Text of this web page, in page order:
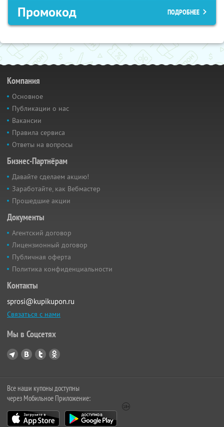
Промокод ПОДРОБНЕЕ
Компания
Основное
Публикации о нас
Вакансии
Правила сервиса
Ответы на вопросы
Бизнес-Партнёрам
Давайте сделаем акцию!
Заработайте, как Вебмастер
Прошедшие акции
Документы
Агентский договор
Лицензионный договор
Публичная оферта
Политика конфиденциальности
Контакты
sprosi@kupikupon.ru
Связаться с нами
Мы в Соцсетях
Все наши купоны доступны
через Мобильное Приложение: